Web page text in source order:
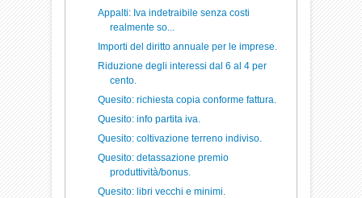
Appalti: Iva indetraibile senza costi
realmente so...
Importi del diritto annuale per le imprese.
Riduzione degli interessi dal 6 al 4 per
cento.
Quesito: richiesta copia conforme fattura.
Quesito: info partita iva.
Quesito: coltivazione terreno indiviso.
Quesito: detassazione premio
produttività/bonus.
Quesito: libri vecchi e minimi.